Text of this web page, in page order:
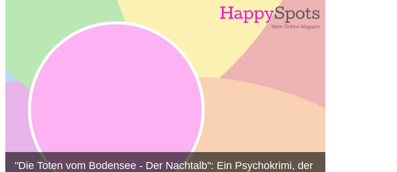
"Die Toten vom Bodensee - Der Nachtalb": Ein Psychokrimi, der